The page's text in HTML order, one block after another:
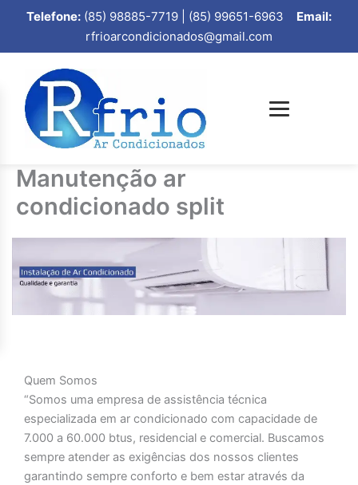
Telefone: (85) 98885-7719 | (85) 99651-6963 Email:
rfrioarcondicionados@gmail.com
Manutenção ar
condicionado split
Quem Somos
“Somos uma empresa de assistência técnica
especializada em ar condicionado com capacidade de
7.000 a 60.000 btus, residencial e comercial. Buscamos
sempre atender as exigências dos nossos clientes
garantindo sempre conforto e bem estar através da